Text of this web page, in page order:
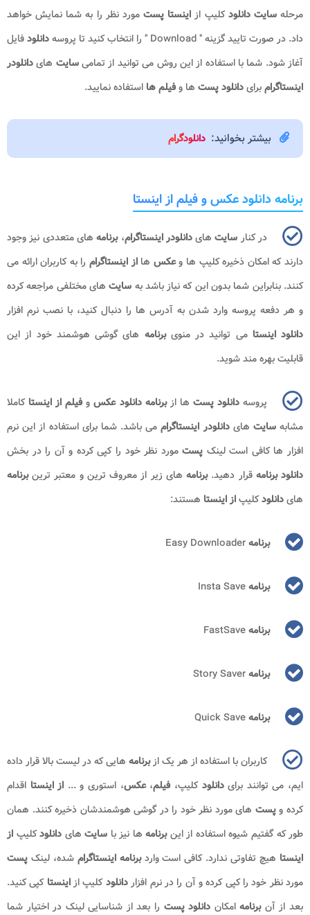
مرحلهسایت دانلودکلیپ از اینستا پستمورد نظر را به شما نمایش خواهد
داد. در صورت تایید گزینه " Download " را انتخاب کنید تا پروسه
دانلودفایل
آغاز شود. شما با استفاده از این روش می توانید از تمامیسایت هایدانلودر
اینستاگرامبرایدانلود پست ها وفیلم ها استفاده نمایید.
بیشتر بخوانید: دانلودگرام
برنامه دانلود عکس و فیلم از اینستا
در کنار سایت هایدانلودر اینستاگرام،برنامه های متعددی نیز وجود
دارند که امکان ذخیره کلیپ ها وعکس هااز اینستاگرام را به کاربران ارائه می
کنند. بنابراین شما بدون این که نیاز باشد به سایت های مختلفی مراجعه کرده
و هر دفعه پروسه وارد شدن به آدرس ها را دنبال کنید، با نصب نرم افزار
دانلود اینستا می توانید در منویبرنامه های گوشی هوشمند خود از این
قابلیت بهره مند شوید.
پروسهدانلود پست ها ازبرنامه دانلود عکس وفیلم از اینستا کاملا
مشابهسایت هایدانلودر اینستاگرام می باشد. شما برای استفاده از این نرم
افزار ها کافی است لینک پستمورد نظر خود را کپی کرده و آن را در بخش
دانلود برنامهقرار دهید.برنامه های زیر از معروف ترین و معتبر ترینبرنامه
هایدانلودکلیپازاینستا هستند:
برنامهEasy Downloader
برنامهInsta Save
برنامهFastSave
برنامهStory Saver
برنامهQuick Save
کاربران با استفاده از هر یک ازبرنامه هایی که در لیست بالا قرار داده
ایم، می توانند برایدانلودکلیپ،فیلم،عکس، استوری و ... از اینستا اقدام
کرده وپست های مورد نظر خود را در گوشی هوشمندشان ذخیره کنند. همان
طور که گفتیم شیوه استفاده از اینبرنامه ها نیز با سایت های دانلودکلیپ از
اینستا هیچ تفاوتی ندارد. کافی است واردبرنامه اینستاگرامشده، لینک پست
مورد نظر خود را کپی کرده و آن را در نرم افزاردانلودکلیپ ازاینستاکپی کنید.
بعد از آنبرنامهامکان دانلود پست را بعد از شناسایی لینک در اختیار شما